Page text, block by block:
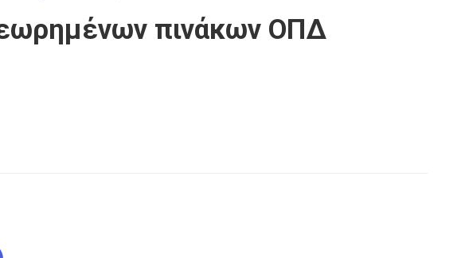
πινάκων ΟΠΔ